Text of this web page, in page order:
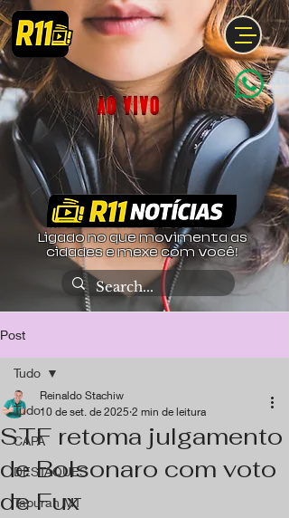
Ligado no que movimenta as
cidades e mexe com você!
Post
Tudo
CAPA
DESTAQUES
Tapurah MT
Tudo
STF retoma julgamento
de Bolsonaro com voto
de Fux
Reinaldo Stachiw
10 de set. de 2025 2 min de leitura